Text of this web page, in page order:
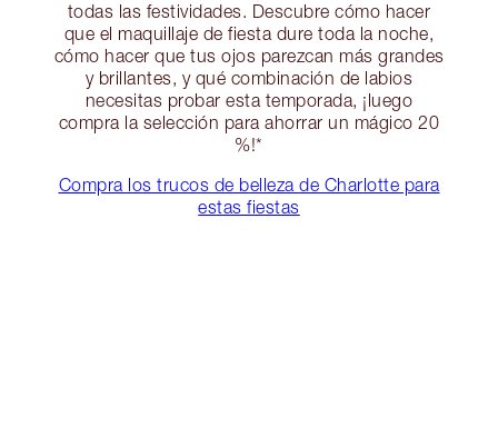
todas las festividades. Descubre cómo hacer
que el maquillaje de fiesta dure toda la noche,
cómo hacer que tus ojos parezcan más grandes
y brillantes, y qué combinación de labios
necesitas probar esta temporada, ¡luego
compra la selección para ahorrar un mágico 20
%!*
Compra los trucos de belleza de Charlotte para
estas fiestas